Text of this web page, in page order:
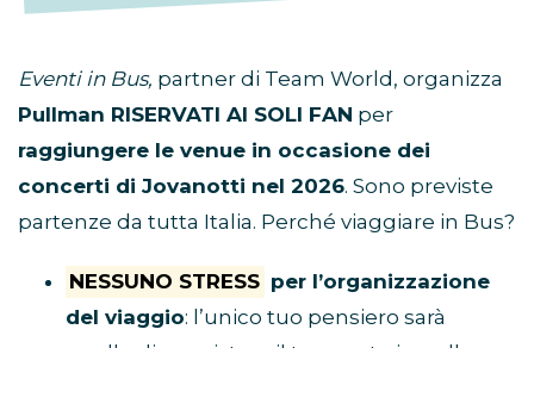
Eventi in Bus, partner di Team World, organizza
Pullman RISERVATI AI SOLI FAN per
raggiungere le venue in occasione dei
concerti di Jovanotti nel 2026. Sono previste
partenze da tutta Italia. Perché viaggiare in Bus?
NESSUNO STRESS per l’organizzazione
del viaggio: l’unico tuo pensiero sarà
quello di acquistare il tuo posto in pullman